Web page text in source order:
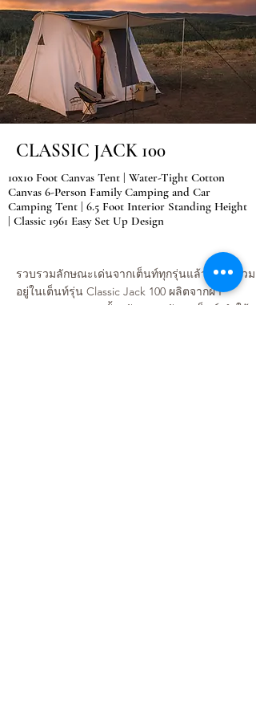
CLASSIC JACK 100
10x10 Foot Canvas Tent | Water-Tight Cotton
Canvas 6-Person Family Camping and Car
Camping Tent | 6.5 Foot Interior Standing Height
| Classic 1961 Easy Set Up Design
รวบรวมลักษณะเด่นจากเต็นท์ทุกรุ่นแล้วนำมารวม
อยู่ในเต็นท์รุ่น Classic Jack 100 ผลิตจากผ้า
Cotton หนา 10oz ทั้งพนังและหลังคาเต็นท์ ทำให้